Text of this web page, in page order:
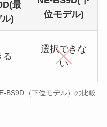
最
ル)
位モデル)
る
選択できな
い
BS9D（下位モデル）の比較